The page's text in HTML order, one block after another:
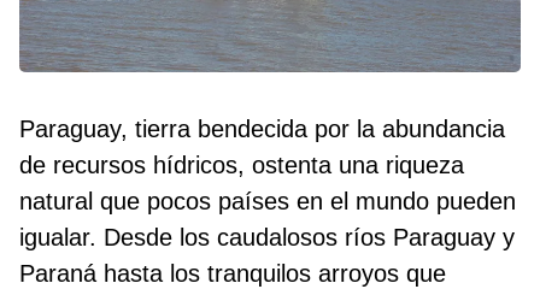
Paraguay, tierra bendecida por la abundancia
de recursos hídricos, ostenta una riqueza
natural que pocos países en el mundo pueden
igualar. Desde los caudalosos ríos Paraguay y
Paraná hasta los tranquilos arroyos que